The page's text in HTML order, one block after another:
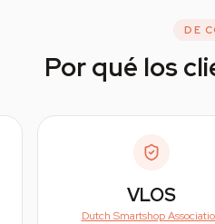
DE
Por qué los
VLOS
Dutch Smartshop